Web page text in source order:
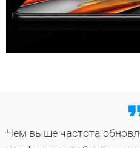
Чем выше частота